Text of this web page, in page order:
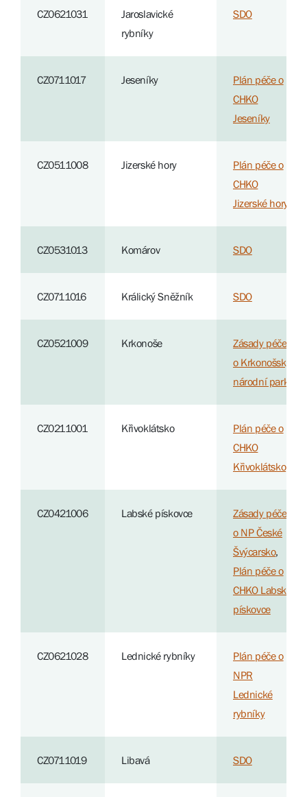
CZ0621031
Jaroslavické
rybníky
SDO
CZ0711017 Jeseníky
Plán péče o
CHKO
Jeseníky
CZ0511008 Jizerské hory
Plán péče o
CHKO
Jizerské hory
CZ0531013 Komárov SDO
CZ0711016 Králický Sněžník SDO
CZ0521009 Krkonoše
Zásady péče
o Krkonošský
národní park
CZ0211001 Křivoklátsko
Plán péče o
CHKO
Křivoklátsko
CZ0421006 Labské pískovce
Zásady péče
o NP České
Švýcarsko,
Plán péče o
CHKO Labské
pískovce
CZ0621028 Lednické rybníky
Plán péče o
NPR
Lednické
rybníky
CZ0711019 Libavá SDO